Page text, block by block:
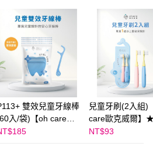
大哥大用戶可立即使用無須另外申請。
，訂單成立後會自動跳轉到大哥付的交易
分期的期數、繳款截止日，確認付款後即完
金額請依後續交易確認頁面所載為準。
後才付款」的支付方式。 讓您購物簡單
雙效兒童牙線棒
入/袋)【oh care歐
威爾】★加價購
兒童牙刷(2入組)
care歐克威爾】
購
NT$93